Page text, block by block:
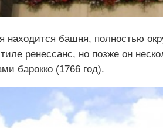
находится башня, полностью
ренессанс, но позже он
барокко (1766 год).